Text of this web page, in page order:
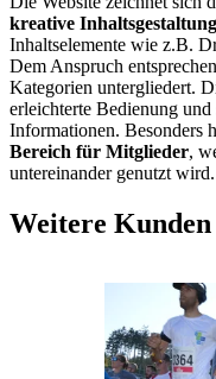
kreative Inhaltsgestaltung
Inhaltselemente wie z.B.
Dem Anspruch
Kategorien untergliedert.
erleichterte Bedienung
Informationen. Besonders
Bereich für Mitglieder,
untereinander genutzt wird.
Weitere Kunden